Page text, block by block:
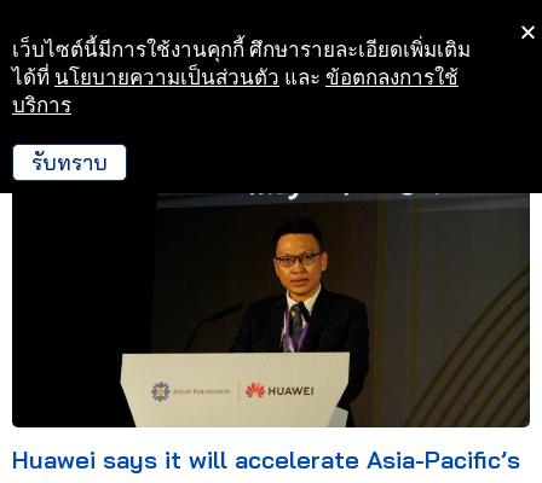
Skip
to
Huawei says it will accelerate Asia-Pacific’s
เว็บไซต์นี้มีการใช้งานคุกกี้ ศึกษารายละเอียดเพิ่มเติม
ได้ที่ นโยบายความเป็นส่วนตัว และ ข้อตกลงการใช้
บริการ
รับทราบ